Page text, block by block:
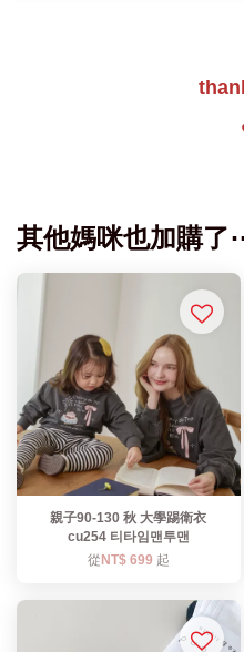
其他媽咪也加購
親子90-130 秋 大學踢衛衣
cu254 티타임맨투맨
從 NT$ 699 起